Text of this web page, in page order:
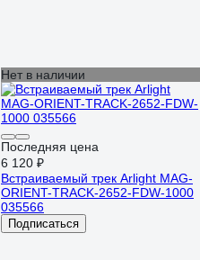
Нет в наличии
Последняя цена
6 120 ₽
Встраиваемый трек Arlight MAG-
ORIENT-TRACK-2652-FDW-1000
035566
Подписаться